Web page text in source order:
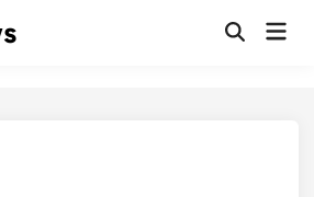
OpenMain